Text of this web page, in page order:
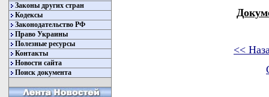
Законы других стран
Кодексы
Законодательство РФ
Право Украины
Полезные ресурсы
Контакты
Новости сайта
Поиск документа
<<